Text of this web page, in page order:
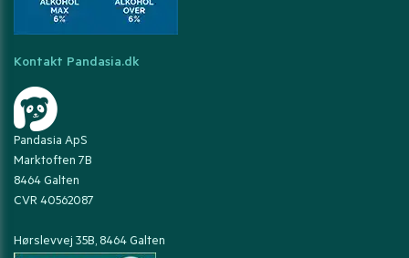
Kontakt Pandasia.dk
Pandasia ApS
Marktoften 7B
8464 Galten
CVR 40562087
Hørslevvej 35B, 8464 Galten